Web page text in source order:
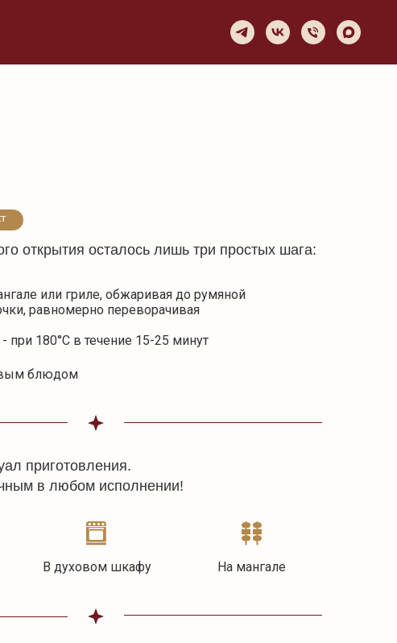
открытия осталось лишь три простых шага:
или гриле, обжаривая до румяной
равномерно переворачивая
180°C в течение 15-25 минут
блюдом
приготовления.
в любом исполнении!
В духовом шкафу На мангале